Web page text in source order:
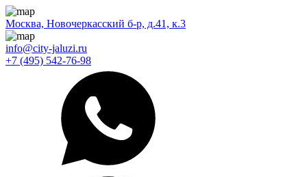
Москва, Новочеркасский б-р, д.41, к.3
info@city-jaluzi.ru
+7 (495) 542-76-98